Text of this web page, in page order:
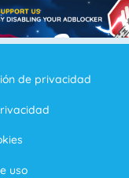
de privacidad
uso